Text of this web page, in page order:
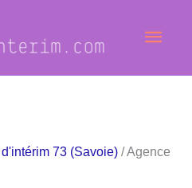
73 (Savoie) / Agence